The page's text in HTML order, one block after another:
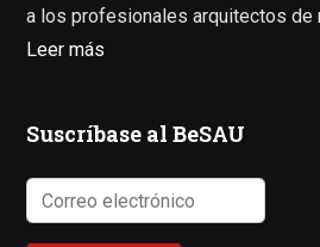
a los profesionales arquitectos de
Leer más
Suscríbase al BeSAU